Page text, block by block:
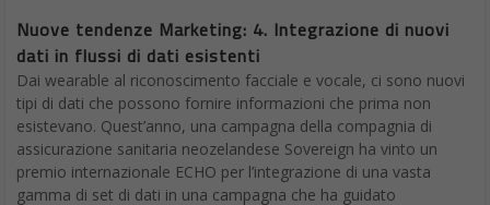
Nuove tendenze Marketing: 4. Integrazione di nuovi
dati in flussi di dati esistenti
Dai wearable al riconoscimento facciale e vocale, ci sono nuovi
tipi di dati che possono fornire informazioni che prima non
esistevano. Quest’anno, una campagna della compagnia di
assicurazione sanitaria neozelandese Sovereign ha vinto un
premio internazionale ECHO per l’integrazione di una vasta
gamma di set di dati in una campagna che ha guidato